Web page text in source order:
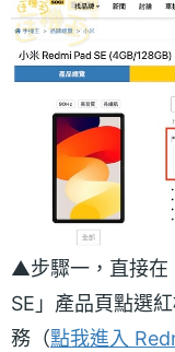
▲步驟一，直接在
SE」產品頁點選
務（點我進入